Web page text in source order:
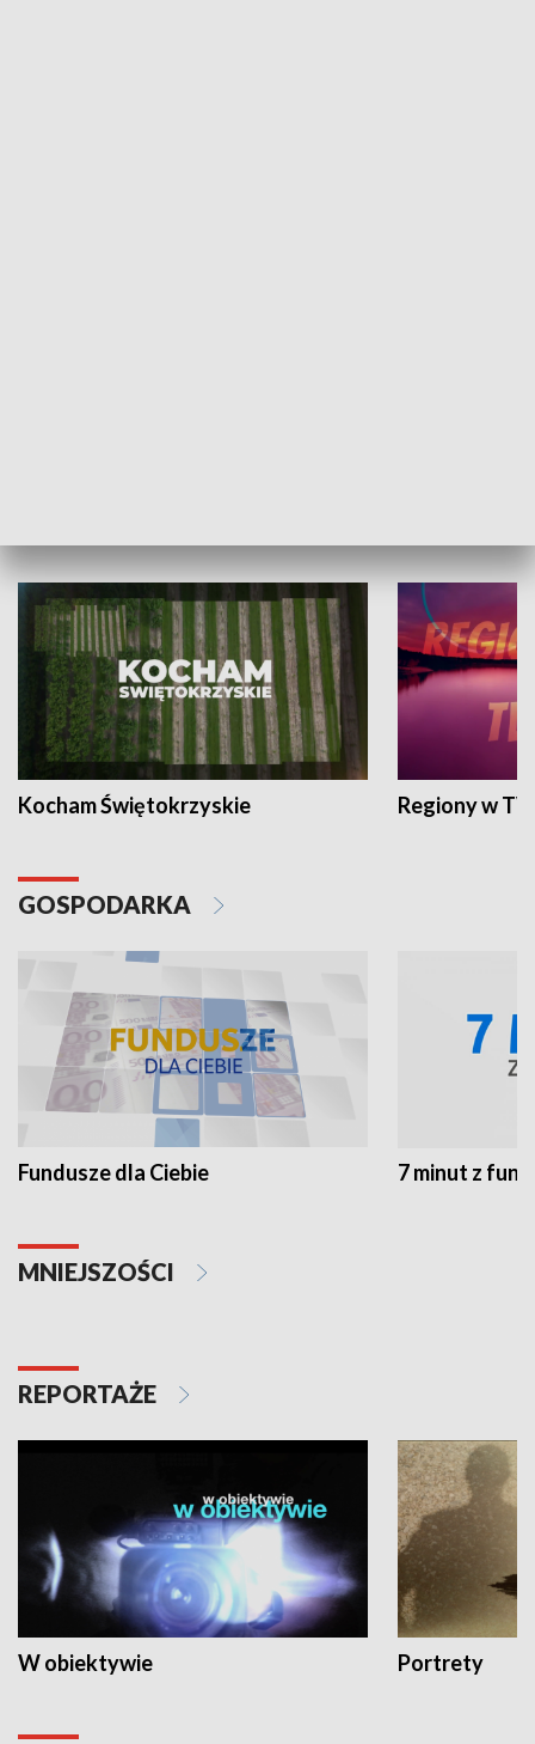
Kocham Świętokrzyskie Regiony w
GOSPODARKA
Fundusze dla Ciebie 7 minut z
MNIEJSZOŚCI
REPORTAŻE
W obiektywie Portrety